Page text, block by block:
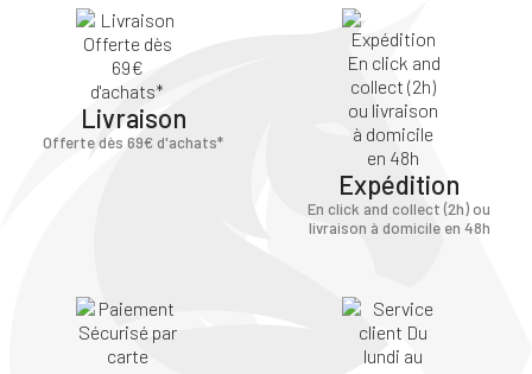
Livraison
Offerte dès 69€ d'achats*
Expédition
En click and collect (2h) ou
livraison à domicile en 48h